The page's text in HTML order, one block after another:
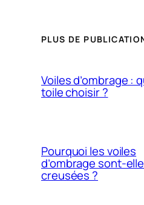
PLUS DE
Voiles d’ombrage :
toile choisir ?
Pourquoi les voiles
d’ombrage sont-
creusées ?